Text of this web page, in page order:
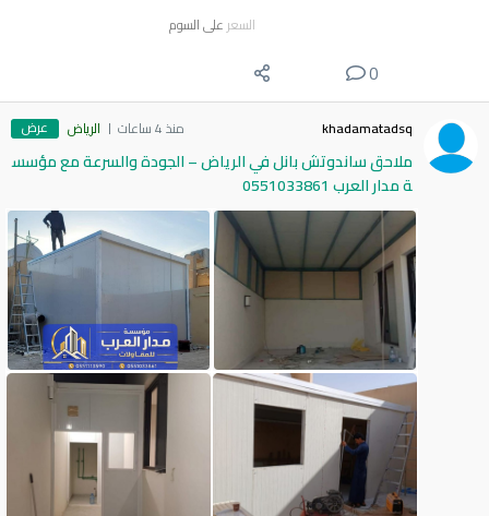
السعر على السوم
0
khadamatadsq منذ 4 ساعات الرياض عرض
ملاحق ساندوتش بانل في الرياض – الجودة والسرعة مع مؤسس
ة مدار العرب 0551033861